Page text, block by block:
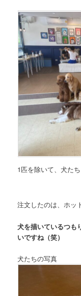
1匹を除いて、犬た
注文したのは、ホッ
犬を描いているつも
いですね（笑）
犬たちの写真